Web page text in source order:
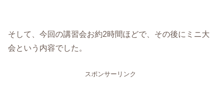
そして、今回の講習会お約2時間ほどで、その後にミニ大
会という内容でした。
スポンサーリンク